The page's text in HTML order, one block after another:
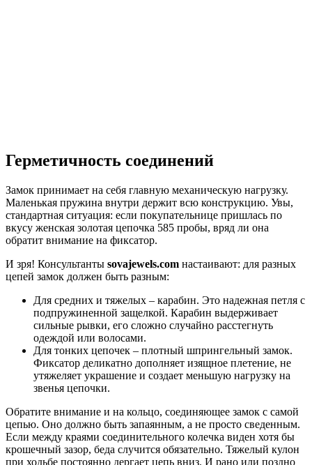
Герметичность соединений
Замок принимает на себя главную механическую нагрузку.
Маленькая пружина внутри держит всю конструкцию. Увы,
стандартная ситуация: если покупательнице пришлась по
вкусу женская золотая цепочка 585 пробы, вряд ли она
обратит внимание на фиксатор.
И зря! Консультанты sovajewels.com настаивают: для разных
цепей замок должен быть разным:
Для средних и тяжелых – карабин. Это надежная петля с
подпружиненной защелкой. Карабин выдерживает
сильные рывки, его сложно случайно расстегнуть
одеждой или волосами.
Для тонких цепочек – плотный шпрингельный замок.
Фиксатор деликатно дополняет изящное плетение, не
утяжеляет украшение и создает меньшую нагрузку на
звенья цепочки.
Обратите внимание и на кольцо, соединяющее замок с самой
цепью. Оно должно быть запаянным, а не просто сведенным.
Если между краями соединительного колечка виден хотя бы
крошечный зазор, беда случится обязательно. Тяжелый кулон
при ходьбе постоянно дергает цепь вниз. И рано или поздно